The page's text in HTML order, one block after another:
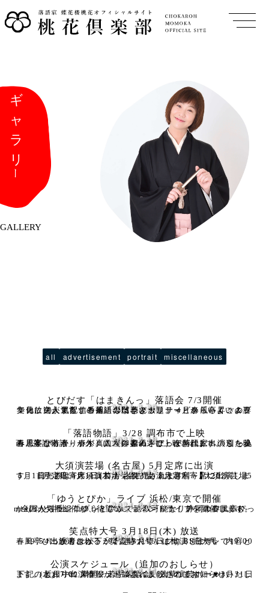
GALLERY
all advertisement portrait miscellaneous
とびだす「はまきんっ」落語会 7/3開催
文化放送が運営する落語専門聴き放題サービス「らくごのブンカ」の人気配信番組「はまきんっ」。 4月からいよいよ三年目に突入するこの番組のパーソナリティ、春風亭昇々＆春風亭ぴ
2021.3.20
「落語物語」3/28 調布市で上映
春風亭ぴっかり☆が、前座・春風亭ぽっぽ時代に出演した映画「落語物語」が久々にスクリーンで上映されます。 引っ込み思案な若者・春木真人（柳家わさび）が落語家への道を歩み始め
2021.3.18
大須演芸場 (名古屋) 5月定席に出演
5月1日・2日、大須演芸場 (名古屋) 5月定席寄席に出演します。 前売券は4月1日(木)から発売されます。 【大須演芸場5月定席寄席～コロナ退散！女流大喜利～】 202
2021.3.17
「ゆうとぴか」ライブ 浜松/東京で開催
全国からラジコプレミアムで聴取可能な、静岡エフエムK-mixの人気番組「ゆうとぴか」。パーソナリティの春風亭ぴっかり☆と井上 侑が、待望のジョイントライブを開催します。
2021.3.12
笑点特大号 3月18日(木) 放送
春風亭ぴっかり☆が、2021年3月18日(木) BS日テレで19:00～19:54に放送される「笑点特大号」に出演します。 内容と出演者は以下が予定されています。 特大号
2021.3.11
公演スケジュール（追加のおしらせ）
下記のとおり出演情報が追加されましたのでお知らせいたします。 近日中にスケジュール頁に反映されます。 ▼3月31日(水)17:00 満開!! 若手落語会（浅草演芸ホール）
2021.3.11